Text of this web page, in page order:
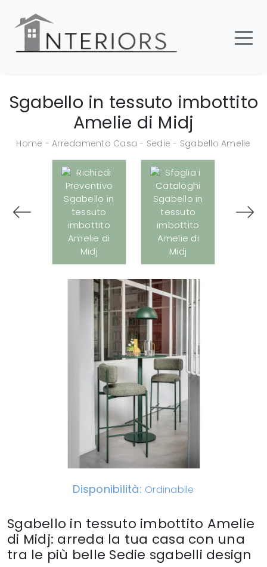
Sgabello in tessuto imbottito
Amelie di Midj
Home -Arredamento Casa - Sedie - Sgabello Amelie
Disponibilità: Ordinabile
Sgabello in tessuto imbottito Amelie
di Midj: arreda la tua casa con una
tra le più belle Sedie sgabelli design